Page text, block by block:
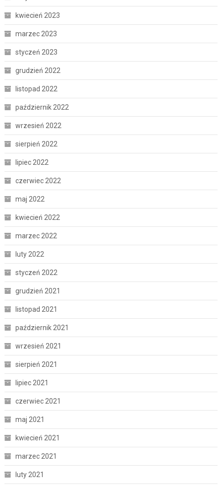
kwiecień 2023
marzec 2023
styczeń 2023
grudzień 2022
listopad 2022
październik 2022
wrzesień 2022
sierpień 2022
lipiec 2022
czerwiec 2022
maj 2022
kwiecień 2022
marzec 2022
luty 2022
styczeń 2022
grudzień 2021
listopad 2021
październik 2021
wrzesień 2021
sierpień 2021
lipiec 2021
czerwiec 2021
maj 2021
kwiecień 2021
marzec 2021
luty 2021